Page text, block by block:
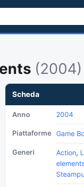
(2004)
Scheda
Anno 2004
Piattaforme Game
Generi Action,